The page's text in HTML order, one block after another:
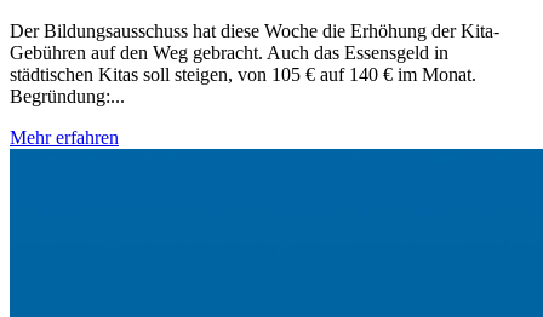
Der Bildungsausschuss hat diese Woche die Erhöhung der Kita-
Gebühren auf den Weg gebracht. Auch das Essensgeld in
städtischen Kitas soll steigen, von 105 € auf 140 € im Monat.
Begründung:...
Mehr erfahren